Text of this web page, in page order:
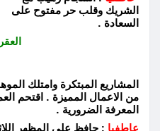
الشريك وقلب حر مفتوح على
السعادة .
المشاريع المبتكرة وامتلك
من الاعمال المميزة . اقتحم
المعرفة الضرورية .